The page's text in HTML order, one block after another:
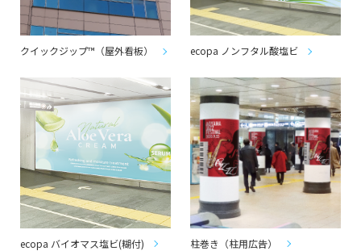
クイックジップ™（屋外看板） ecopa ノンフタル酸塩ビ
ecopa バイオマス塩ビ(糊付) 柱巻き（柱用広告）